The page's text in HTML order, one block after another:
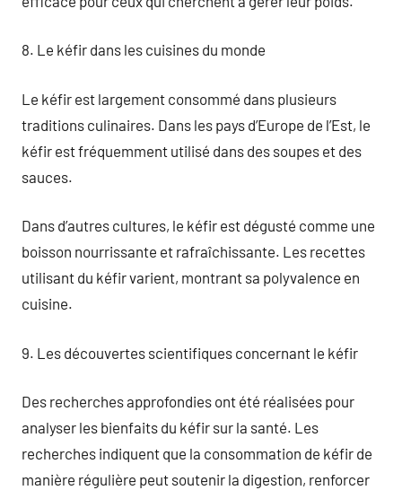
8. Le kéfir dans les cuisines du monde
Le kéfir est largement consommé dans plusieurs
traditions culinaires. Dans les pays d’Europe de l’Est, le
kéfir est fréquemment utilisé dans des soupes et des
sauces.
Dans d’autres cultures, le kéfir est dégusté comme une
boisson nourrissante et rafraîchissante. Les recettes
utilisant du kéfir varient, montrant sa polyvalence en
cuisine.
9. Les découvertes scientifiques concernant le kéfir
Des recherches approfondies ont été réalisées pour
analyser les bienfaits du kéfir sur la santé. Les
recherches indiquent que la consommation de kéfir de
manière régulière peut soutenir la digestion, renforcer